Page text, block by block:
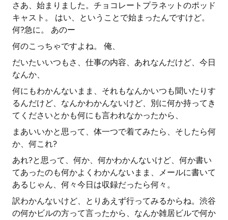
さあ、始まりました。チョコレートプラネットのポッド
キャスト。 はい、ということで始まったんですけど。
何?急に。 あのー
何のこっちゃですよね。 俺、
だいたいいつもさ、仕事の内容、あれなんだけど、今日
なんか、
何にもわかんないまま、それもなんかいつも聞いたりす
るんだけど、なんかわかんないけど、別に何か持ってき
てくださいとかも何にも言われなかったから、
まあいいかと思って、体一つで着てみたら、そしたら何
か、何これ?
あれ?と思って、何か、何かわかんないけど、何か書い
てあったのも何かよくわかんないまま、メールに書いて
あるじゃん、何々今日は収録だったら何々。
訳わかんないけど、とりあえず行ってみるからね。渋谷
の何かビルの方って言ったから、なんか雑居ビルで何か